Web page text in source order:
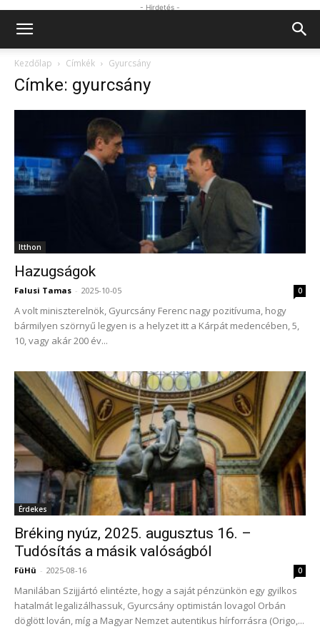
- Hirdetés -
Kezdőlap Címkék Gyurcsány
Címke: gyurcsány
Itthon
Hazugságok
Falusi Tamas - 2025-10-05 0
A volt miniszterelnök, Gyurcsány Ferenc nagy pozitívuma, hogy
bármilyen szörnyű legyen is a helyzet itt a Kárpát medencében, 5,
10, vagy akár 200 év...
Érdekes
Bréking nyúz, 2025. augusztus 16. –
Tudósítás a másik valóságból
FüHü - 2025-08-16 0
Manilában Szijjártó elintézte, hogy a saját pénzünkön egy gyilkos
hatalmát legalizálhassuk, Gyurcsány optimistán lovagol Orbán
döglött lován, míg a Magyar Nemzet autentikus hírforrásra (Origo,...